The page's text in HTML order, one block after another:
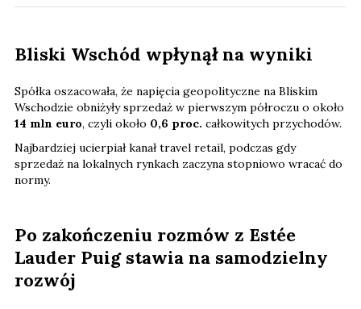
Bliski Wschód wpłynął na wyniki
Spółka oszacowała, że napięcia geopolityczne na Bliskim
Wschodzie obniżyły sprzedaż w pierwszym półroczu o około
14 mln euro, czyli około 0,6 proc. całkowitych przychodów.
Najbardziej ucierpiał kanał travel retail, podczas gdy
sprzedaż na lokalnych rynkach zaczyna stopniowo wracać do
normy.
Po zakończeniu rozmów z Estée
Lauder Puig stawia na samodzielny
rozwój